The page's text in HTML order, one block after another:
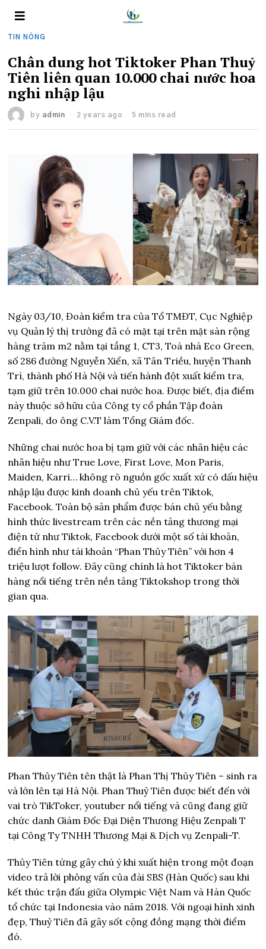
TIN NÓNG
Chân dung hot Tiktoker Phan Thuỷ
Tiên liên quan 10.000 chai nước hoa
nghi nhập lậu
by admin 2 years ago 5 mins read
Ngày 03/10, Đoàn kiểm tra của Tổ TMĐT, Cục Nghiệp
vụ Quản lý thị trường đã có mặt tại trên mặt sàn rộng
hàng trăm m2 nằm tại tầng 1, CT3, Toà nhà Eco Green,
số 286 đường Nguyễn Xiển, xã Tân Triều, huyện Thanh
Trì, thành phố Hà Nội và tiến hành đột xuất kiểm tra,
tạm giữ trên 10.000 chai nước hoa. Được biết, địa điểm
này thuộc sở hữu của Công ty cổ phần Tập đoàn
Zenpali, do ông C.V.T làm Tổng Giám đốc.
Những chai nước hoa bị tạm giữ với các nhãn hiệu các
nhãn hiệu như True Love, First Love, Mon Paris,
Maiden, Karri… không rõ nguồn gốc xuất xứ có dấu hiệu
nhập lậu được kinh doanh chủ yếu trên Tiktok,
Facebook. Toàn bộ sản phẩm được bán chủ yếu bằng
hình thức livestream trên các nền tảng thương mại
điện tử như Tiktok, Facebook dưới một số tài khoản,
điển hình như tài khoản “Phan Thủy Tiên” với hơn 4
triệu lượt follow. Đây cũng chính là hot Tiktoker bán
hàng nổi tiếng trên nền tảng Tiktokshop trong thời
gian qua.
Phan Thủy Tiên tên thật là Phan Thị Thủy Tiên – sinh ra
và lớn lên tại Hà Nội. Phan Thuỷ Tiên được biết đến với
vai trò TikToker, youtuber nổi tiếng và cũng đang giữ
chức danh Giám Đốc Đại Diện Thương Hiệu Zenpali T
tại Công Ty TNHH Thương Mại & Dịch vụ Zenpali-T.
Thủy Tiên từng gây chú ý khi xuất hiện trong một đoạn
video trả lời phỏng vấn của đài SBS (Hàn Quốc) sau khi
kết thúc trận đấu giữa Olympic Việt Nam và Hàn Quốc
tổ chức tại Indonesia vào năm 2018. Với ngoại hình xinh
đẹp, Thuỷ Tiên đã gây sốt cộng đồng mạng thời điểm
đó.